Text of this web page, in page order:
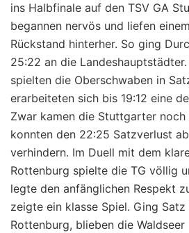
ins Halbfinale auf den TSV GA
begannen nervös und liefen
Rückstand hinterher. So ging
25:22 an die
spielten die Oberschwaben in
erarbeiteten sich bis 19:12 eine
Zwar kamen die Stuttgarter noch
konnten den 22:25 Satzverlust
verhindern. Im Duell mit dem
Rottenburg spielte die TG völlig
legte den anfänglichen Respekt
zeigte ein klasse Spiel. Ging
Rottenburg, blieben die